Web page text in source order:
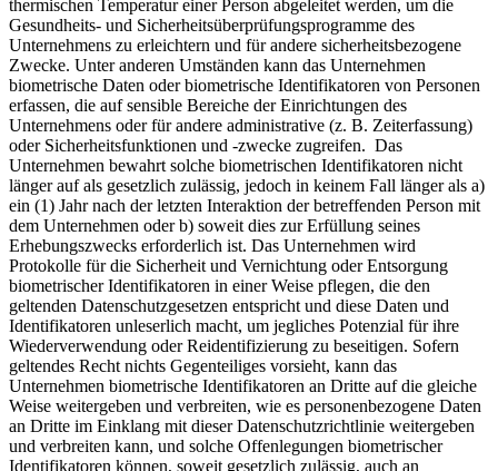
thermischen Temperatur einer Person abgeleitet werden, um die
Gesundheits- und Sicherheitsüberprüfungsprogramme des
Unternehmens zu erleichtern und für andere sicherheitsbezogene
Zwecke. Unter anderen Umständen kann das Unternehmen
biometrische Daten oder biometrische Identifikatoren von Personen
erfassen, die auf sensible Bereiche der Einrichtungen des
Unternehmens oder für andere administrative (z. B. Zeiterfassung)
oder Sicherheitsfunktionen und -zwecke zugreifen. Das
Unternehmen bewahrt solche biometrischen Identifikatoren nicht
länger auf als gesetzlich zulässig, jedoch in keinem Fall länger als a)
ein (1) Jahr nach der letzten Interaktion der betreffenden Person mit
dem Unternehmen oder b) soweit dies zur Erfüllung seines
Erhebungszwecks erforderlich ist. Das Unternehmen wird
Protokolle für die Sicherheit und Vernichtung oder Entsorgung
biometrischer Identifikatoren in einer Weise pflegen, die den
geltenden Datenschutzgesetzen entspricht und diese Daten und
Identifikatoren unleserlich macht, um jegliches Potenzial für ihre
Wiederverwendung oder Reidentifizierung zu beseitigen. Sofern
geltendes Recht nichts Gegenteiliges vorsieht, kann das
Unternehmen biometrische Identifikatoren an Dritte auf die gleiche
Weise weitergeben und verbreiten, wie es personenbezogene Daten
an Dritte im Einklang mit dieser Datenschutzrichtlinie weitergeben
und verbreiten kann, und solche Offenlegungen biometrischer
Identifikatoren können, soweit gesetzlich zulässig, auch an